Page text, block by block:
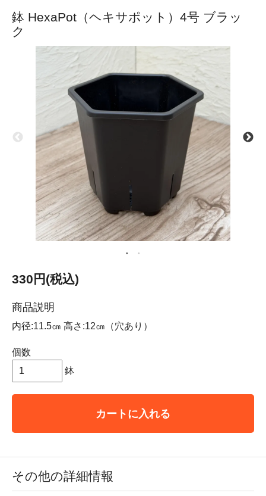
鉢 HexaPot（ヘキサポット）4号 ブラッ
ク
330円(税込)
商品説明
内径:11.5㎝ 高さ:12㎝（穴あり）
個数
鉢
カートに入れる
その他の詳細情報